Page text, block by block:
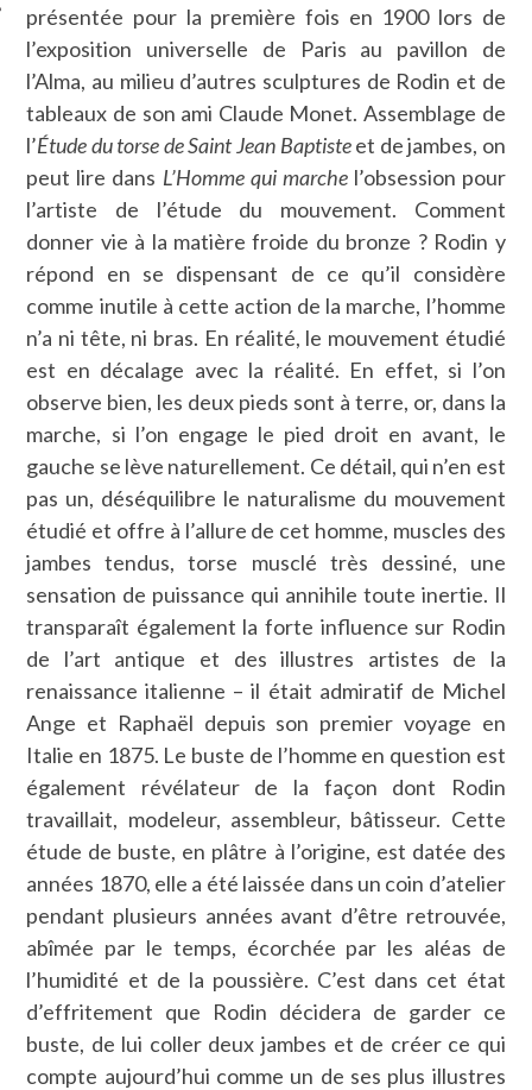
présentée pour la première fois en 1900 lors de
l’exposition universelle de Paris au pavillon de
l’Alma, au milieu d’autres sculptures de Rodin et de
tableaux de son ami Claude Monet. Assemblage de
l’Étude du torse de Saint Jean Baptisteet de jambes, on
peut lire dans L’Homme qui marchel’obsession pour
l’artiste de l’étude du mouvement. Comment
donner vie à la matière froide du bronze ? Rodin y
répond en se dispensant de ce qu’il considère
comme inutile à cette action de la marche, l’homme
n’a ni tête, ni bras. En réalité, le mouvement étudié
est en décalage avec la réalité. En effet, si l’on
observe bien, les deux pieds sont à terre, or, dans la
marche, si l’on engage le pied droit en avant, le
gauche se lève naturellement. Ce détail, qui n’en est
pas un, déséquilibre le naturalisme du mouvement
étudié et offre à l’allure de cet homme, muscles des
jambes tendus, torse musclé très dessiné, une
sensation de puissance qui annihile toute inertie. Il
transparaît également la forte influence sur Rodin
de l’art antique et des illustres artistes de la
renaissance italienne – il était admiratif de Michel
Ange et Raphaël depuis son premier voyage en
Italie en 1875. Le buste de l’homme en question est
également révélateur de la façon dont Rodin
travaillait, modeleur, assembleur, bâtisseur. Cette
étude de buste, en plâtre à l’origine, est datée des
années 1870, elle a été laissée dans un coin d’atelier
pendant plusieurs années avant d’être retrouvée,
abîmée par le temps, écorchée par les aléas de
l’humidité et de la poussière. C’est dans cet état
d’effritement que Rodin décidera de garder ce
buste, de lui coller deux jambes et de créer ce qui
compte aujourd’hui comme un de ses plus illustres